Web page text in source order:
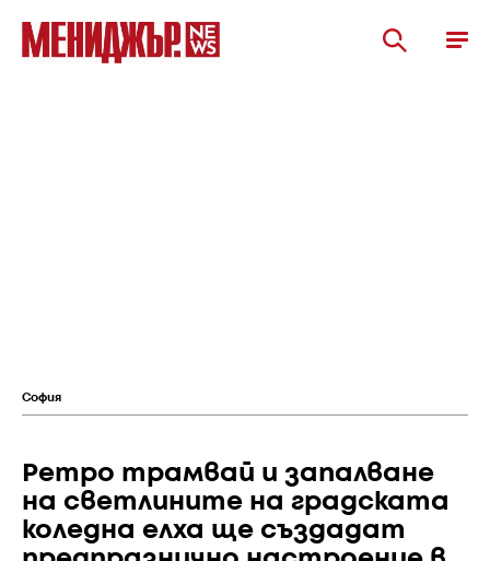
София
Ретро трамвай и запалване
на светлините на градската
коледна елха ще създадат